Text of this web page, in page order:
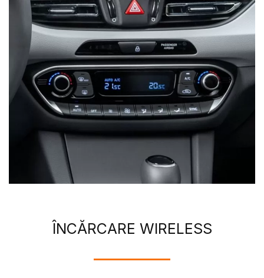
ÎNCĂRCARE WIRELESS